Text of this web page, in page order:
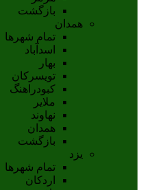
بازگشت
همدان
تمام شهر‌ها
اسدآباد
بهار
تويسرکان
کبودراهنگ
ملاير
نهاوند
همدان
بازگشت
یزد
تمام شهر‌ها
اردکان